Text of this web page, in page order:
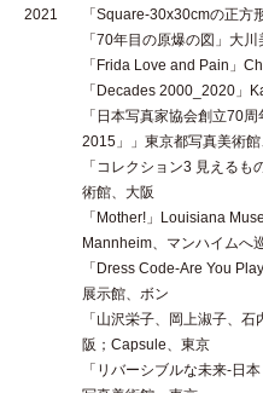
2021
「Square-30x30cmの正方
「70年目の原爆の図」大
「Frida Love and Pain」
「Decades 2000_2020」
「日本写真家協会創立70
2015」」東京都写真美術
「コレクション3 見える
術館、大阪
「Mother!」Louisiana
Mannheim、マンハイムへ
「Dress Code-Are You
展示館、ボン
「山沢栄子、岡上淑子、
阪；Capsule、東京
「リバーシブルな未来-日